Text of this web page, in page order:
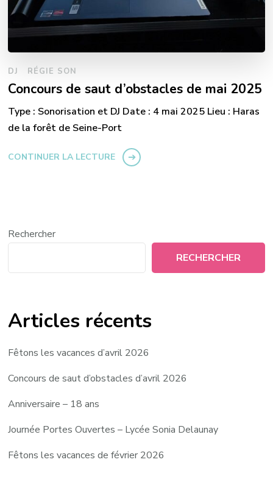
DJ RÉGIE SON
Concours de saut d’obstacles de mai 2025
Type : Sonorisation et DJ Date : 4 mai 2025 Lieu : Haras
de la forêt de Seine-Port
CONTINUER LA LECTURE
Rechercher
RECHERCHER
Articles récents
Fêtons les vacances d’avril 2026
Concours de saut d’obstacles d’avril 2026
Anniversaire – 18 ans
Journée Portes Ouvertes – Lycée Sonia Delaunay
Fêtons les vacances de février 2026